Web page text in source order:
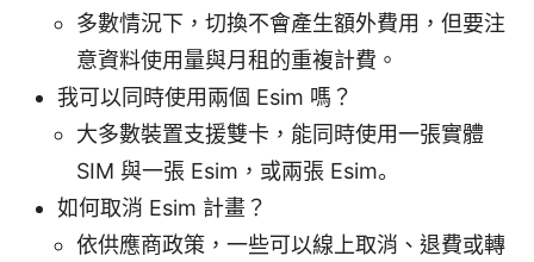
多數情況下，切換不會產生額外費用，但要注
意資料使用量與月租的重複計費。
我可以同時使用兩個 Esim 嗎？
大多數裝置支援雙卡，能同時使用一張實體
SIM 與一張 Esim，或兩張 Esim。
如何取消 Esim 計畫？
依供應商政策，一些可以線上取消、退費或轉